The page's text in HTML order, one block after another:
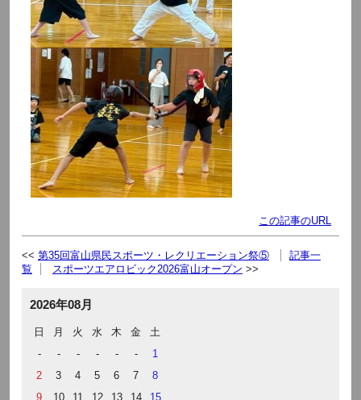
この記事のURL
第35回富山県民スポーツ・レクリエーション祭⑤
記事一
覧
スポーツエアロビック2026富山オープン
2026年08月
日 月 火 水 木 金
土
-
- - - - -
1
2
3 4 5 6 7
8
9
10 11 12 13 14
15